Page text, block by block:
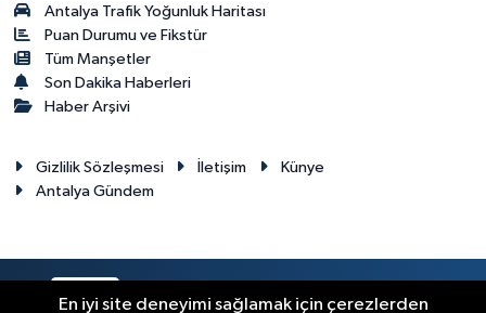
Antalya Trafik Yoğunluk Haritası
Puan Durumu ve Fikstür
Tüm Manşetler
Son Dakika Haberleri
Haber Arşivi
Gizlilik Sözleşmesi İletişim
Künye
Antalya Gündem
En iyi site deneyimi sağlamak için çerezlerden